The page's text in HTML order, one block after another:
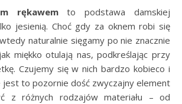
rękawemto podstawa damskiej
jesienią. Choć gdy za oknem robi się
naturalnie sięgamy po nie znacznie
miękko otulają nas, podkreślając przy
Czujemy się w nich bardzo kobieco i
jest to pozornie dość zwyczajny element
z różnych rodzajów materiału – od